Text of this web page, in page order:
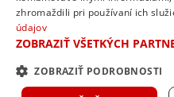
© 2023 ozdravme s.r.o. Všetky
zhromaždili pri používaní ich
údajov
ZOBRAZIŤ VŠETKÝCH
ZOBRAZIŤ PODROBNOSTI